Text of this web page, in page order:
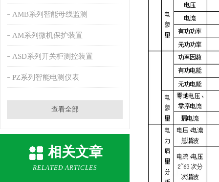
AMB系列智能母线监测
AM系列微机保护装置
ASD系列开关柜测控装置
PZ系列智能电测仪表
查看全部
相关文章
RELATED ARTICLES